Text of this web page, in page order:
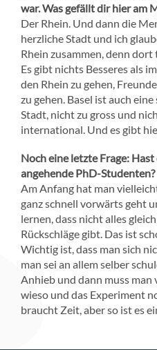
war. Was gefällt dir hier am
Der Rhein. Und dann die
herzliche Stadt und ich
Rhein zusammen, denn dort
Es gibt nichts Besseres als
den Rhein zu gehen,
zu gehen. Basel ist auch
Stadt, nicht zu gross und
international. Und es gibt
Noch eine letzte Frage:
angehende PhD-Studenten?
Am Anfang hat man
ganz schnell vorwärts geht
lernen, dass nicht alles
Rückschläge gibt. Das ist
Wichtig ist, dass man sich
man sei an allem selber
Anhieb und dann muss
wieso und das Experiment
braucht Zeit, aber so ist es